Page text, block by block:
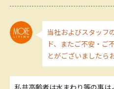
当社およびスタッフ
ド、またご不安・ご
とがございましたら